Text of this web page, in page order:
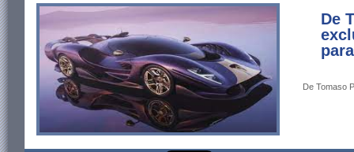
De
De Tomaso